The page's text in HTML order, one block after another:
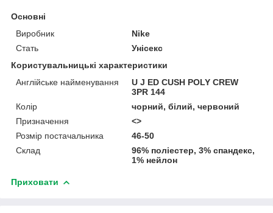
Основні
Виробник
Nike
Стать
Унісекс
Користувальницькі характеристики
Англійське найменування
U J ED CUSH POLY CREW
3PR 144
Колір
чорний, білий, червоний
Призначення
<>
Розмір постачальника
46-50
Склад
96% поліестер, 3% спандекс,
1% нейлон
Приховати